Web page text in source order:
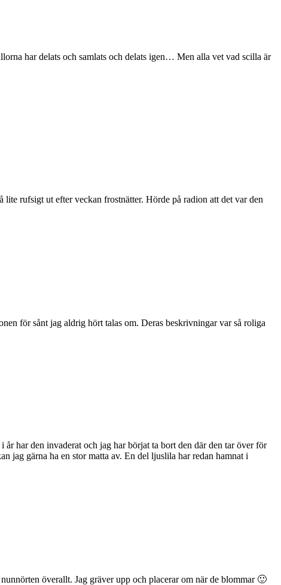
har delats och samlats och delats igen… Men alla vet vad scilla är
rufsigt ut efter veckan frostnätter. Hörde på radion att det var den
för sånt jag aldrig hört talas om. Deras beskrivningar var så roliga
har den invaderat och jag har börjat ta bort den där den tar över för
jag gärna ha en stor matta av. En del ljuslila har redan hamnat i
överallt. Jag gräver upp och placerar om när de blommar 🙂